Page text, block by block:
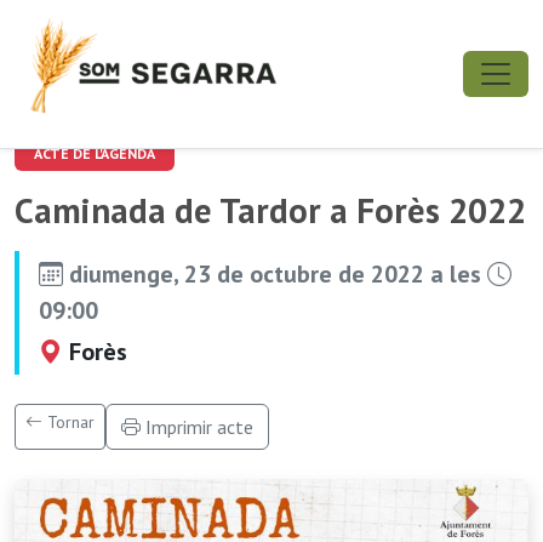
ACTE DE L'AGENDA
Caminada de Tardor a Forès 2022
diumenge, 23 de octubre de 2022 a les
09:00
Forès
Tornar Imprimir acte